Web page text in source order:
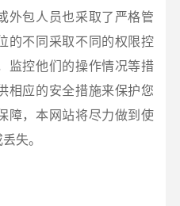
外包人员也采取了严格管
的不同采取不同的权限控
监控他们的操作情况等措
相应的安全措施来保护您
障，本网站将尽力做到使
失。